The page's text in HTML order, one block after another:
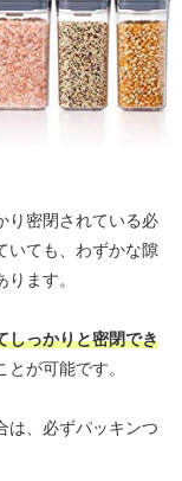
り密閉されている必
いても、わずかな隙
ます。
しっかりと密閉でき
が可能です。
は、必ずパッキンつ